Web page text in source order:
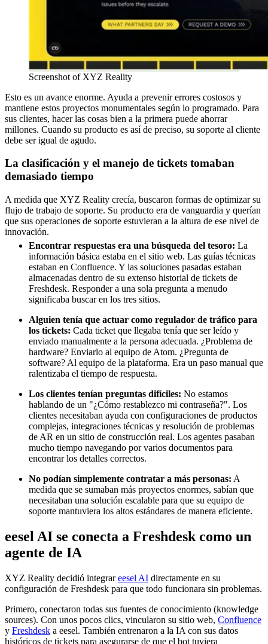
Screenshot of XYZ Reality
Esto es un avance enorme. Ayuda a prevenir errores costosos y
mantiene estos proyectos monumentales según lo programado. Para
sus clientes, hacer las cosas bien a la primera puede ahorrar
millones. Cuando su producto es así de preciso, su soporte al cliente
debe ser igual de agudo.
La clasificación y el manejo de tickets tomaban
demasiado tiempo
A medida que XYZ Reality crecía, buscaron formas de optimizar su
flujo de trabajo de soporte. Su producto era de vanguardia y querían
que sus operaciones de soporte estuvieran a la altura de ese nivel de
innovación.
Encontrar respuestas era una búsqueda del tesoro: La
información básica estaba en el sitio web. Las guías técnicas
estaban en Confluence. Y las soluciones pasadas estaban
almacenadas dentro de su extenso historial de tickets de
Freshdesk. Responder a una sola pregunta a menudo
significaba buscar en los tres sitios.
Alguien tenía que actuar como regulador de tráfico para
los tickets: Cada ticket que llegaba tenía que ser leído y
enviado manualmente a la persona adecuada. ¿Problema de
hardware? Enviarlo al equipo de Atom. ¿Pregunta de
software? Al equipo de la plataforma. Era un paso manual que
ralentizaba el tiempo de respuesta.
Los clientes tenían preguntas difíciles: No estamos
hablando de un "¿Cómo restablezco mi contraseña?". Los
clientes necesitaban ayuda con configuraciones de productos
complejas, integraciones técnicas y resolución de problemas
de AR en un sitio de construcción real. Los agentes pasaban
mucho tiempo navegando por varios documentos para
encontrar los detalles correctos.
No podían simplemente contratar a más personas: A
medida que se sumaban más proyectos enormes, sabían que
necesitaban una solución escalable para que su equipo de
soporte mantuviera los altos estándares de manera eficiente.
eesel AI se conecta a Freshdesk como un
agente de IA
XYZ Reality decidió integrareesel AI directamente en su
configuración de Freshdesk para que todo funcionara sin problemas.
Primero, conectaron todas sus fuentes de conocimiento (knowledge
sources). Con unos pocos clics, vincularon su sitio web, Confluence
y Freshdesk a eesel. También entrenaron a la IA con sus datos
históricos de tickets para asegurarse de que el bot tuviera